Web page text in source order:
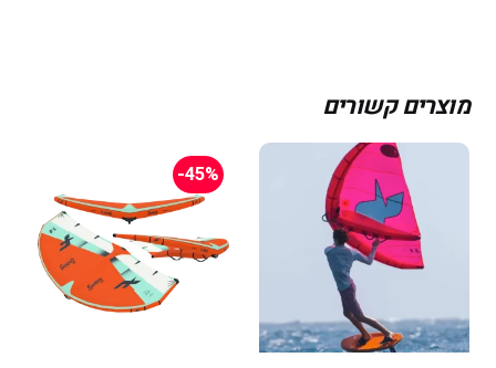
מוצרים קשורים
-45%